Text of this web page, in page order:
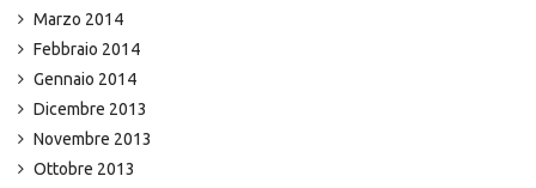
Marzo 2014
Febbraio 2014
Gennaio 2014
Dicembre 2013
Novembre 2013
Ottobre 2013